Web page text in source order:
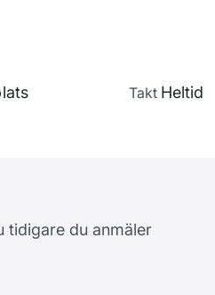
Takt Heltid
tidigare du anmäler